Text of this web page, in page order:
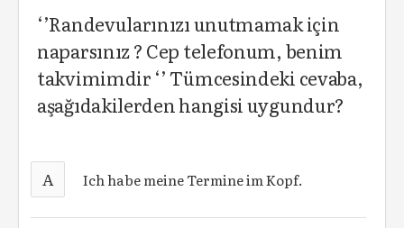
‘’Randevularınızı unutmamak için
naparsınız ? Cep telefonum, benim
takvimimdir ‘’ Tümcesindeki cevaba,
aşağıdakilerden hangisi uygundur?
A Ich habe meine Termine im Kopf.